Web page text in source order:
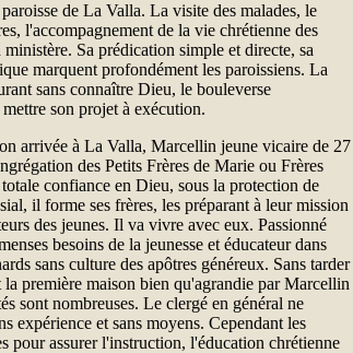
de La Valla. La visite des malades, le
l'accompagnement de la vie chrétienne des
Sa prédication simple et directe, sa
marquent profondément les paroissiens. La
sans connaître Dieu, le bouleverse
son projet à exécution.
arrivée à La Valla, Marcellin jeune vicaire de 27
des Petits Frères de Marie ou Frères
confiance en Dieu, sous la protection de
il forme ses frères, les préparant à leur mission
des jeunes. Il va vivre avec eux. Passionné
besoins de la jeunesse et éducateur dans
sans culture des apôtres généreux. Sans tarder
première maison bien qu'agrandie par Marcellin
sont nombreuses. Le clergé en général ne
expérience et sans moyens. Cependant les
pour assurer l'instruction, l'éducation chrétienne